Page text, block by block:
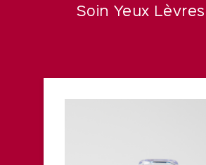
Soin Yeux